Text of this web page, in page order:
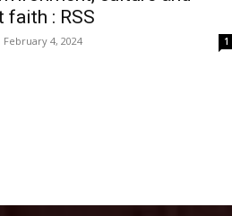
faith : RSS
February 4, 2024 1